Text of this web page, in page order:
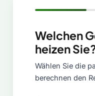
Welchen
heizen
Wählen Sie die
berechnen den